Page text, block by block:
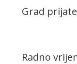
Grad
Radno